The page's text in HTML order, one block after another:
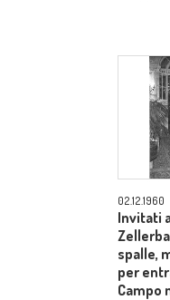
02.12.1960
Invitati
spalle,
per
Campo